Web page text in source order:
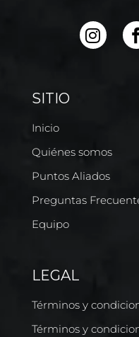
SITIO
Inicio
Quiénes somos
Puntos Aliados
Preguntas
Equipo
LEGAL
Términos y
Términos y